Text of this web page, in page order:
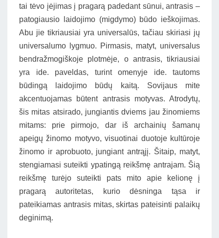
tai tėvo įėjimas į pragarą padedant sūnui, antrasis –
patogiausio laidojimo (migdymo) būdo ieškojimas.
Abu jie tikriausiai yra universalūs, tačiau skiriasi jų
universalumo lygmuo. Pirmasis, matyt, universalus
bendražmogiškoje plotmėje, o antrasis, tikriausiai
yra ide. paveldas, turint omenyje ide. tautoms
būdingą laidojimo būdų kaitą. Sovijaus mite
akcentuojamas būtent antrasis motyvas. Atrodytų,
šis mitas atsirado, jungiantis dviems jau žinomiems
mitams: prie pirmojo, dar iš archainių šamanų
apeigų žinomo motyvo, visuotinai duotoje kultūroje
žinomo ir aprobuoto, jungiant antrąjį. Šitaip, matyt,
stengiamasi suteikti ypatingą reikšmę antrajam. Šią
reikšmę turėjo suteikti pats mito apie kelionę į
pragarą autoritetas, kurio dėsninga tąsa ir
pateikiamas antrasis mitas, skirtas pateisinti palaikų
deginimą.